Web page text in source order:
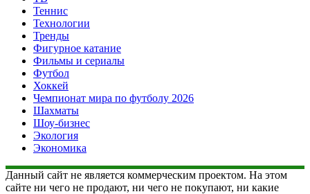
Теннис
Технологии
Тренды
Фигурное катание
Фильмы и сериалы
Футбол
Хоккей
Чемпионат мира по футболу 2026
Шахматы
Шоу-бизнес
Экология
Экономика
Данный сайт не является коммерческим проектом. На этом
сайте ни чего не продают, ни чего не покупают, ни какие